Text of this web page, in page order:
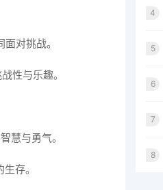
对挑战。
性与乐趣。
慧与勇气。
存。
4
5
6
7
8